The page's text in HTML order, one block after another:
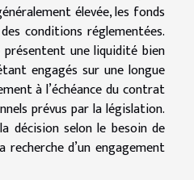
élevée, les fonds
conditions réglementées.
présentent une liquidité bien
engagés sur une longue
à l’échéance du contrat
prévus par la législation.
décision selon le besoin de
d’un engagement